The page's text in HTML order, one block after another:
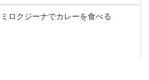
ミロクジーナでカレーを食べる